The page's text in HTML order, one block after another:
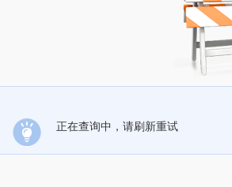
正在查询中，请刷新重试